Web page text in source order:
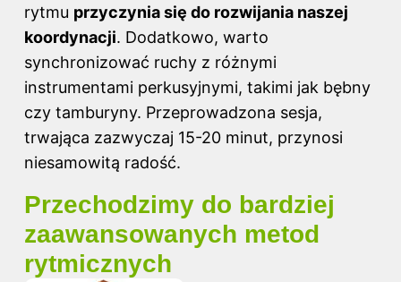
rytmu przyczynia się do rozwijania naszej
koordynacji. Dodatkowo, warto
synchronizować ruchy z różnymi
instrumentami perkusyjnymi, takimi jak bębny
czy tamburyny. Przeprowadzona sesja,
trwająca zazwyczaj 15-20 minut, przynosi
niesamowitą radość.
Przechodzimy do bardziej
zaawansowanych metod
rytmicznych